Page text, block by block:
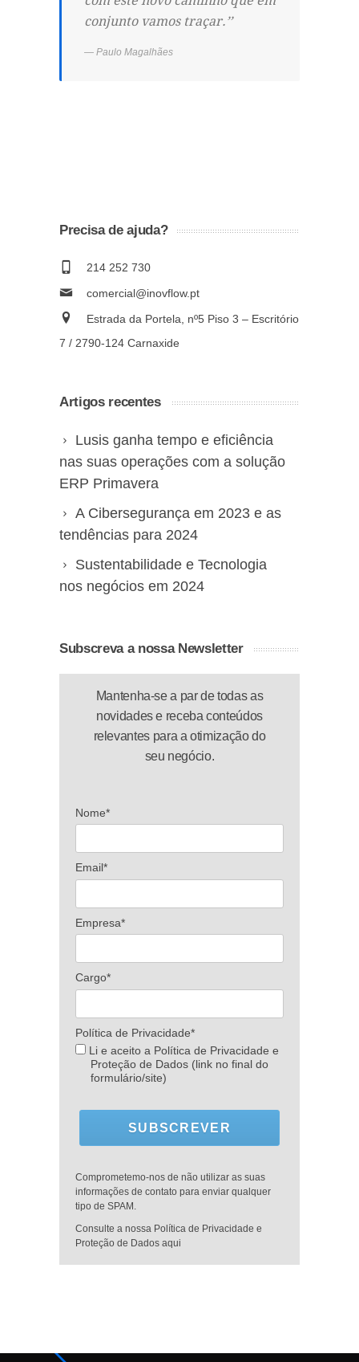
conjunto vamos traçar.’’
Paulo Magalhães
Precisa de ajuda?
214 252 730
comercial@inovflow.pt
Estrada da Portela, nº5 Piso 3 – Escritório
7 / 2790-124 Carnaxide
Artigos recentes
Lusis ganha tempo e eficiência
nas suas operações com a solução
ERP Primavera
A Cibersegurança em 2023 e as
tendências para 2024
Sustentabilidade e Tecnologia
nos negócios em 2024
Subscreva a nossa Newsletter
Mantenha-se a par de todas as
novidades e receba conteúdos
relevantes para a otimização do
seu negócio.
Nome*
Email*
Empresa*
Cargo*
Política de Privacidade*
Li e aceito a Política de Privacidade e
Proteção de Dados (link no final do
formulário/site)
SUBSCREVER
Comprometemo-nos de não utilizar as suas
informações de contato para enviar qualquer
tipo de SPAM.
Consulte a nossa Política de Privacidade e
Proteção de Dados aqui